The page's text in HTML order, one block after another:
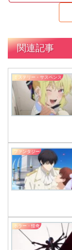
関連記事
ミステリー・サスペンス
ファンタジー
ホラー・怪奇